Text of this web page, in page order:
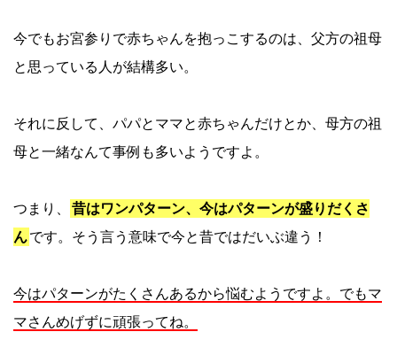
今でもお宮参りで赤ちゃんを抱っこするのは、父方の祖母
と思っている人が結構多い。
それに反して、パパとママと赤ちゃんだけとか、母方の祖
母と一緒なんて事例も多いようですよ。
つまり、
昔はワンパターン、今はパターンが盛りだくさ
んです。そう言う意味で今と昔ではだいぶ違う！
今はパターンがたくさんあるから悩むようですよ。でもマ
マさんめげずに頑張ってね。